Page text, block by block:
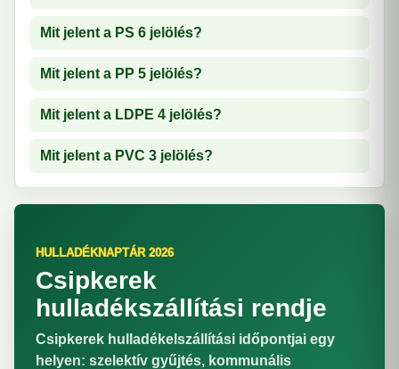
Mit jelent a PS 6 jelölés?
Mit jelent a PP 5 jelölés?
Mit jelent a LDPE 4 jelölés?
Mit jelent a PVC 3 jelölés?
HULLADÉKNAPTÁR 2026
Csipkerek
hulladékszállítási rendje
Csipkerek hulladékelszállítási időpontjai egy
helyen: szelektív gyűjtés, kommunális